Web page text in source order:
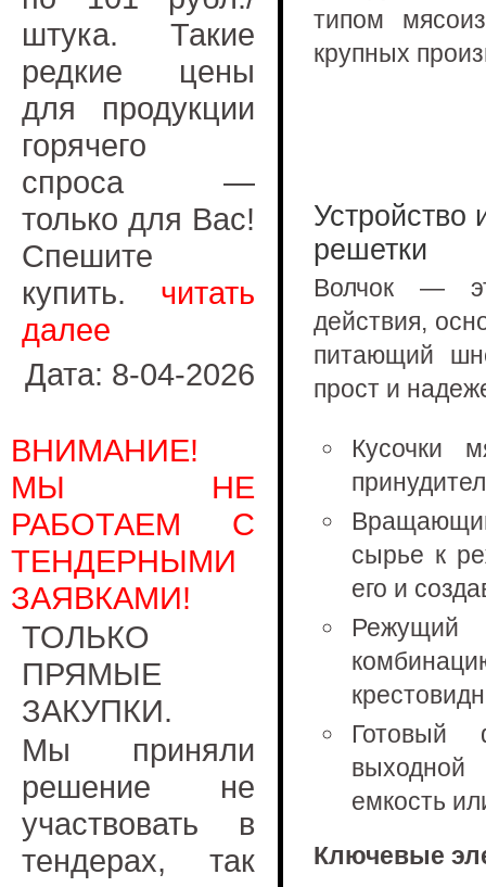
штука. Такие
редкие цены
для продукции
горячего
спроса —
только для Вас!
Спешите
купить. читать
далее
Дата: 8-04-2026
ВНИМАНИЕ!
МЫ НЕ
РАБОТАЕМ С
ТЕНДЕРНЫМИ
ЗАЯВКАМИ!
ТОЛЬКО
ПРЯМЫЕ
ЗАКУПКИ.
Мы приняли
решение не
участвовать в
тендерах, так
типом
крупных
решетки
Волчок —
действия,
питающий
прост и
Кусочки
сырье к
его и
Готовый
выходной
емкость
Ключевые